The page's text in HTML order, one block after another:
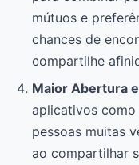
mútuos e
chances de
compartilhe
Maior Abertura
aplicativos como
pessoas muitas
ao compartilhar